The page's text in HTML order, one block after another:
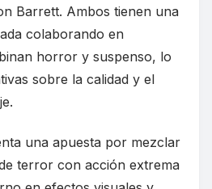
Barrett. Ambos tienen una
colaborando en
horror y suspenso, lo
sobre la calidad y el
una apuesta por mezclar
terror con acción extrema